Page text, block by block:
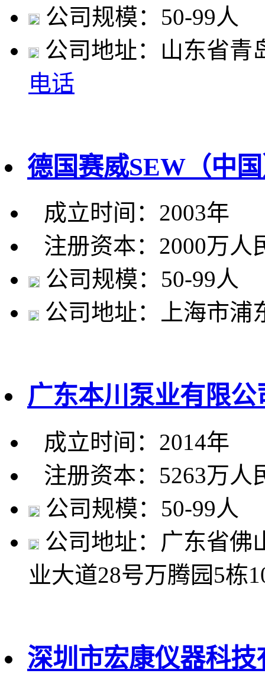
公司规模：50-99人
公司地址：山东省青
电话
德国赛威SEW（中
成立时间：2003年
注册资本：2000万人
公司规模：50-99人
公司地址：上海市浦
广东本川泵业有限公
成立时间：2014年
注册资本：5263万人
公司规模：50-99人
公司地址：广东省佛
业大道28号万腾园5栋
深圳市宏康仪器科技